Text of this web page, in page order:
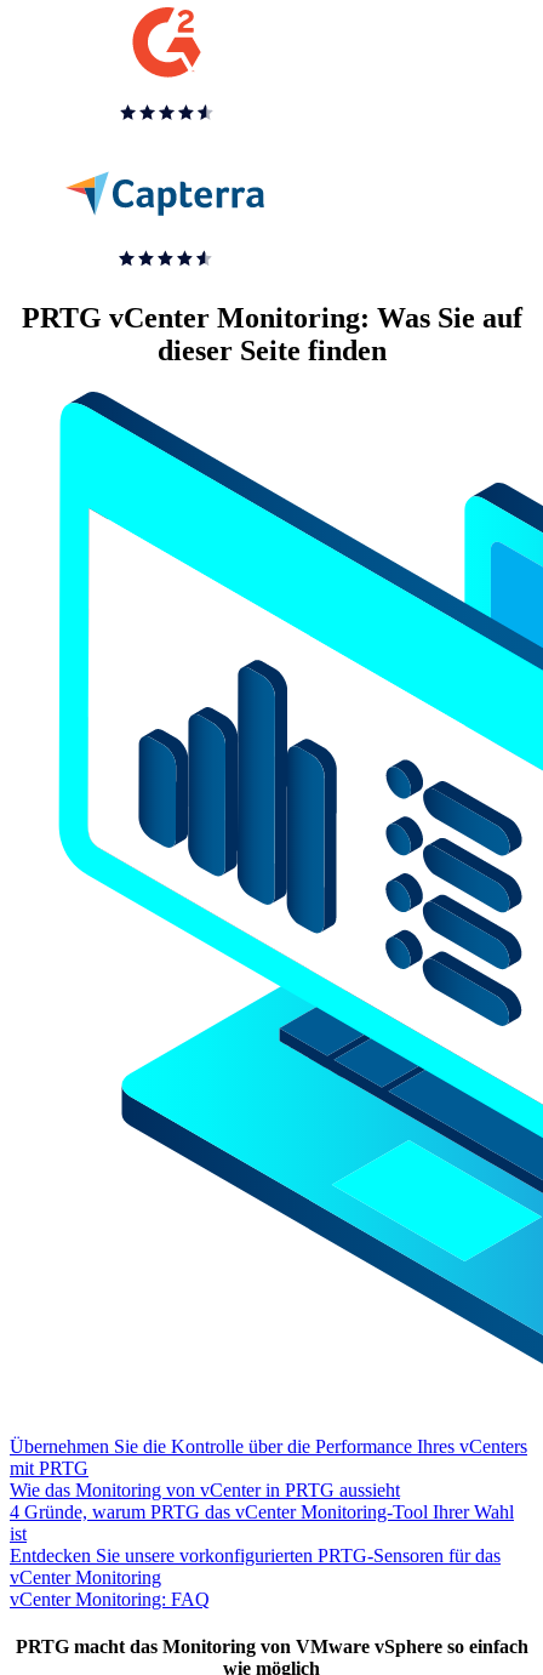
PRTG vCenter Monitoring: Was Sie auf
dieser Seite finden
Übernehmen Sie die Kontrolle über die Performance Ihres vCenters
mit PRTG
Wie das Monitoring von vCenter in PRTG aussieht
4 Gründe, warum PRTG das vCenter Monitoring-Tool Ihrer Wahl
ist
Entdecken Sie unsere vorkonfigurierten PRTG-Sensoren für das
vCenter Monitoring
vCenter Monitoring: FAQ
PRTG macht das Monitoring von VMware vSphere so einfach
wie möglich